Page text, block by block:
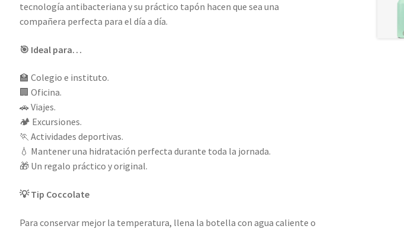
tecnología antibacteriana y su práctico tapón hacen que sea una
compañera perfecta para el día a día.
🎯 Ideal para…
🏫 Colegio e instituto.
🏢 Oficina.
🚗 Viajes.
🏕️ Excursiones.
🏃 Actividades deportivas.
💧 Mantener una hidratación perfecta durante toda la jornada.
🎁 Un regalo práctico y original.
💡 Tip Coccolate
Para conservar mejor la temperatura, llena la botella con agua caliente o